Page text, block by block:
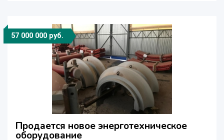
57 000 000 руб.
Продается новое энерготехническое
оборудование